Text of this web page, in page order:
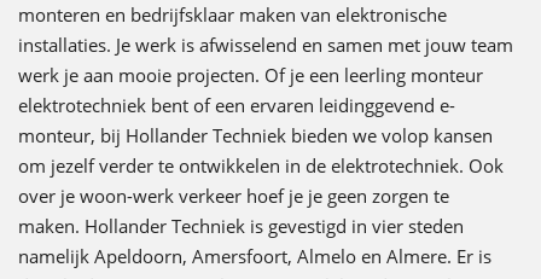
monteren en bedrijfsklaar maken van elektronische
installaties. Je werk is afwisselend en samen met jouw team
werk je aan mooie projecten. Of je een leerling monteur
elektrotechniek bent of een ervaren leidinggevend e-
monteur, bij Hollander Techniek bieden we volop kansen
om jezelf verder te ontwikkelen in de elektrotechniek. Ook
over je woon-werk verkeer hoef je je geen zorgen te
maken. Hollander Techniek is gevestigd in vier steden
namelijk Apeldoorn, Amersfoort, Almelo en Almere. Er is